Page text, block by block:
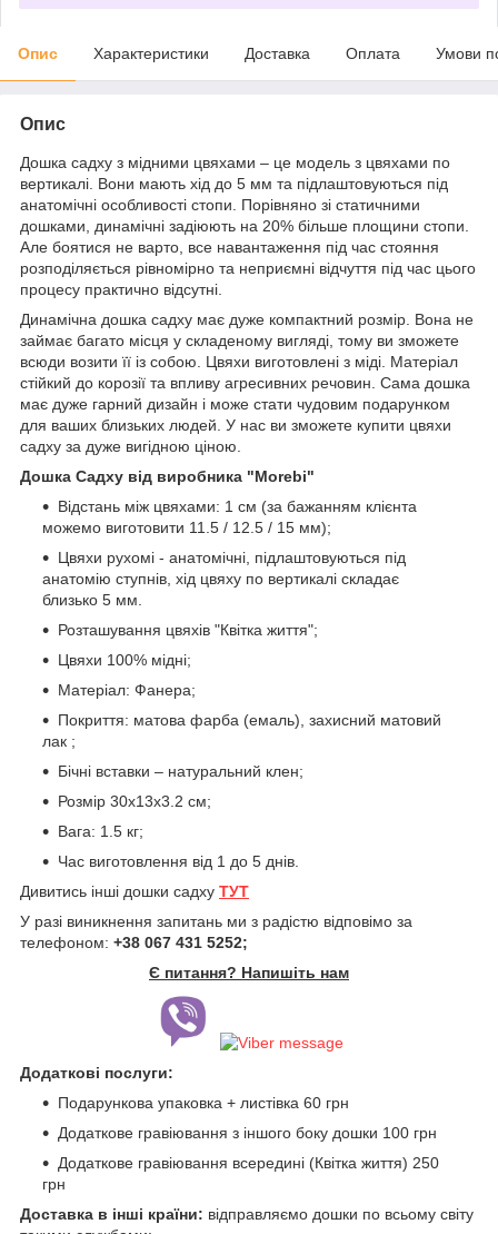
Опис Характеристики Доставка Оплата Умови
Опис
Дошка садху з мідними цвяхами – це модель з цвяхами по
вертикалі. Вони мають хід до 5 мм та підлаштовуються під
анатомічні особливості стопи. Порівняно зі статичними
дошками, динамічні задіюють на 20% більше площини стопи.
Але боятися не варто, все навантаження під час стояння
розподіляється рівномірно та неприємні відчуття під час цього
процесу практично відсутні.
Динамічна дошка садху має дуже компактний розмір. Вона не
займає багато місця у складеному вигляді, тому ви зможете
всюди возити її із собою. Цвяхи виготовлені з міді. Матеріал
стійкий до корозії та впливу агресивних речовин. Сама дошка
має дуже гарний дизайн і може стати чудовим подарунком
для ваших близьких людей. У нас ви зможете купити цвяхи
садху за дуже вигідною ціною.
Дошка Садху від виробника "Morebi"
Відстань між цвяхами: 1 см (за бажанням клієнта
можемо виготовити 11.5 / 12.5 / 15 мм);
Цвяхи рухомі - анатомічні, підлаштовуються під
анатомію ступнів, хід цвяху по вертикалі складає
близько 5 мм.
Розташування цвяхів "Квітка життя";
Цвяхи 100% мідні;
Матеріал: Фанера;
Покриття: матова фарба (емаль), захисний матовий
лак ;
Бічні вставки – натуральний клен;
Розмір 30х13х3.2 см;
Вага: 1.5 кг;
Час виготовлення від 1 до 5 днів.
Дивитись інші дошки садху ТУТ
У разі виникнення запитань ми з радістю відповімо за
телефоном: +38 067 431 5252;
Є питання? Напишіть нам
Додаткові послуги:
Подарункова упаковка + листівка 60 грн
Додаткове гравіювання з іншого боку дошки 100 грн
Додаткове гравіювання всередині (Квітка життя) 250
грн
Доставка в інші країни: відправляємо дошки по всьому світу